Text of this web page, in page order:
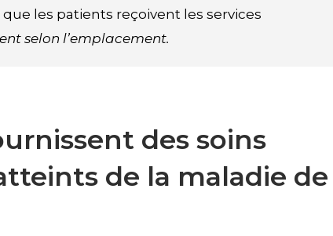
les patients reçoivent les services
selon l’emplacement.
des soins
de la maladie de